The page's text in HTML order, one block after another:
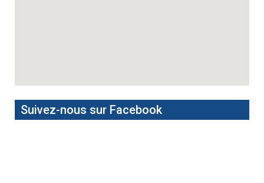
Suivez-nous sur Facebook